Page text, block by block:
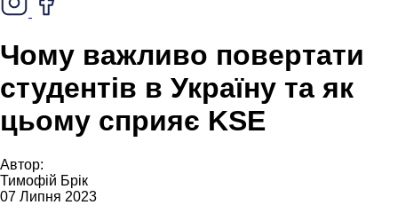
Чому важливо повертати
студентів в Україну та як
цьому сприяє KSE
Автор:
Тимофій Брік
07 Липня 2023